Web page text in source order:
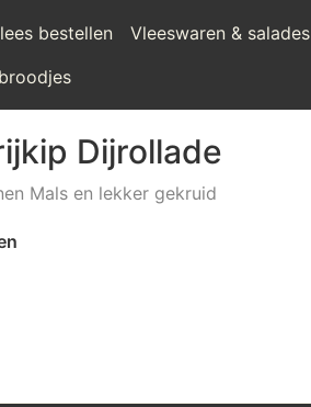
bestellen
Vleeswaren & salades
Dijrollade
Mals en lekker gekruid